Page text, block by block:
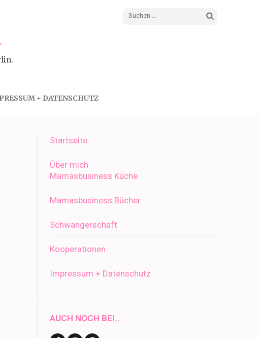
Suchen
+ DATENSCHUTZ
Startseite
Über mich
Mamasbusiness Küche
Mamasbusiness Bücher
Schwangerschaft
Kooperationen
Impressum + Datenschutz
AUCH NOCH BEI..